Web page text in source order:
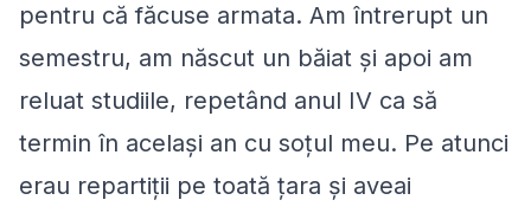
pentru că făcuse armata. Am întrerupt un
semestru, am născut un băiat şi apoi am
reluat studiile, repetând anul IV ca să
termin în același an cu soțul meu. Pe atunci
erau repartiții pe toată ţara şi aveai